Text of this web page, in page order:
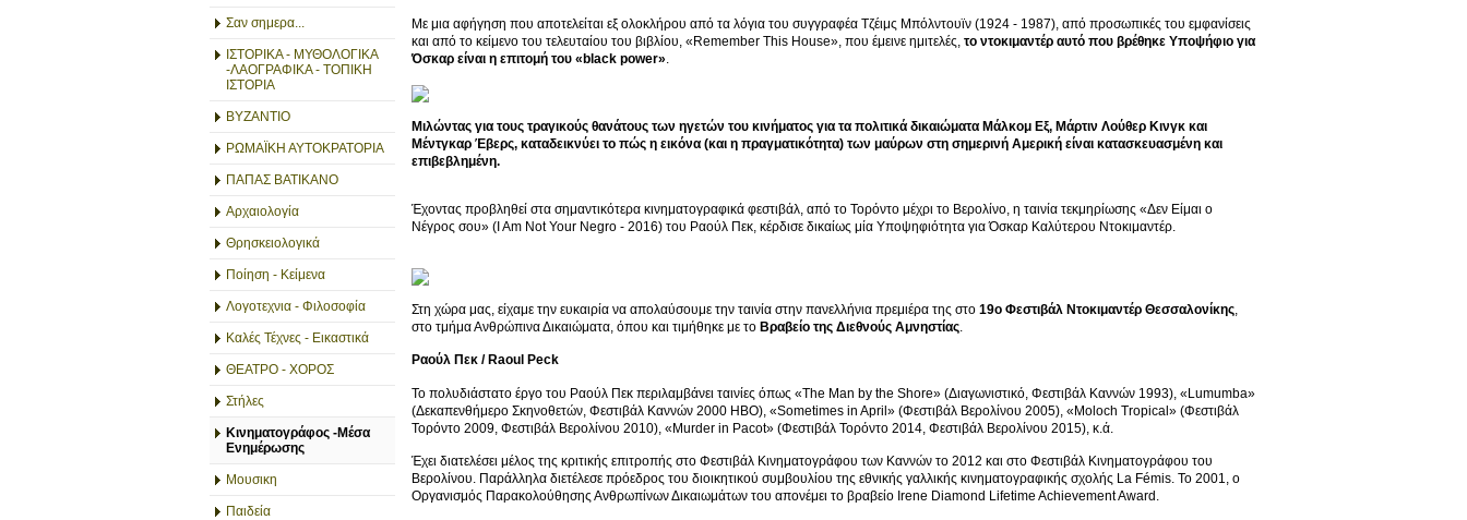
Σαν σημερα...
ΙΣΤΟΡΙΚΑ - ΜΥΘΟΛΟΓΙΚΑ
-ΛΑΟΓΡΑΦΙΚΑ - ΤΟΠΙΚΗ
ΙΣΤΟΡΙΑ
ΒΥΖΑΝΤΙΟ
ΡΩΜΑΪΚΗ ΑΥΤΟΚΡΑΤΟΡΙΑ
ΠΑΠΑΣ ΒΑΤΙΚΑΝΟ
Αρχαιολογία
Θρησκειολογικά
Ποίηση - Κείμενα
Λογοτεχνια - Φιλοσοφία
Καλές Τέχνες - Εικαστικά
ΘΕΑΤΡΟ - ΧΟΡΟΣ
Στήλες
Κινηματογράφος -Μέσα
Ενημέρωσης
Μουσικη
Παιδεία
Με μια αφήγηση που αποτελείται εξ ολοκλήρου από τα λόγια του συγγραφέα Τζέιμς Μπόλντουϊν (1924 - 1987), από προσωπικές του εμφανίσεις
και από το κείμενο του τελευταίου του βιβλίου, «Remember This House», που έμεινε ημιτελές, το ντοκιμαντέρ αυτό που βρέθηκε Υποψήφιο για
Όσκαρ είναι η επιτομή του «black power».
Μιλώντας για τους τραγικούς θανάτους των ηγετών του κινήματος για τα πολιτικά δικαιώματα Μάλκομ Εξ, Μάρτιν Λούθερ Κινγκ και
Μέντγκαρ Έβερς, καταδεικνύει το πώς η εικόνα (και η πραγματικότητα) των μαύρων στη σημερινή Αμερική είναι κατασκευασμένη και
επιβεβλημένη.
Έχοντας προβληθεί στα σημαντικότερα κινηματογραφικά φεστιβάλ, από το Τορόντο μέχρι το Βερολίνο, η ταινία τεκμηρίωσης «Δεν Είμαι ο
Νέγρος σου» (I Am Not Your Negro - 2016) του Ραούλ Πεκ, κέρδισε δικαίως μία Υποψηφιότητα για Όσκαρ Καλύτερου Ντοκιμαντέρ.
Στη χώρα μας, είχαμε την ευκαιρία να απολαύσουμε την ταινία στην πανελλήνια πρεμιέρα της στο 19ο Φεστιβάλ Ντοκιμαντέρ Θεσσαλονίκης,
στο τμήμα Ανθρώπινα Δικαιώματα, όπου και τιμήθηκε με το Βραβείο της Διεθνούς Αμνηστίας.
Ραούλ Πεκ / Raoul Peck
Το πολυδιάστατο έργο του Ραούλ Πεκ περιλαμβάνει ταινίες όπως «The Man by the Shore» (Διαγωνιστικό, Φεστιβάλ Καννών 1993), «Lumumba»
(Δεκαπενθήμερο Σκηνοθετών, Φεστιβάλ Καννών 2000 HBO), «Sometimes in April» (Φεστιβάλ Βερολίνου 2005), «Moloch Tropical» (Φεστιβάλ
Τορόντο 2009, Φεστιβάλ Βερολίνου 2010), «Murder in Pacot» (Φεστιβάλ Τορόντο 2014, Φεστιβάλ Βερολίνου 2015), κ.ά.
Έχει διατελέσει μέλος της κριτικής επιτροπής στο Φεστιβάλ Κινηματογράφου των Καννών το 2012 και στο Φεστιβάλ Κινηματογράφου του
Βερολίνου. Παράλληλα διετέλεσε πρόεδρος του διοικητικού συμβουλίου της εθνικής γαλλικής κινηματογραφικής σχολής La Fémis. Το 2001, ο
Οργανισμός Παρακολούθησης Ανθρωπίνων Δικαιωμάτων του απονέμει το βραβείο Irene Diamond Lifetime Achievement Award.